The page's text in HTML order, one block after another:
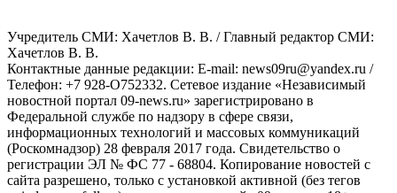
Учредитель СМИ: Хaчeтлoв B. B. / Главный редактор СМИ:
Хaчeтлoв B. B.
Контактные данные редакции: E-mail: news09ru@yandex.ru /
Телефон: +7 928-O752332. Сетевое издание «Независимый
новостной портал 09-news.ru» зарегистрировано в
Федеральной службе по надзору в сфере связи,
информационных технологий и массовых коммуникаций
(Роскомнадзор) 28 февраля 2017 года. Свидетельство о
регистрации ЭЛ № ФС 77 - 68804. Копирование новостей с
сайта разрешено, только с установкой активной (без тегов